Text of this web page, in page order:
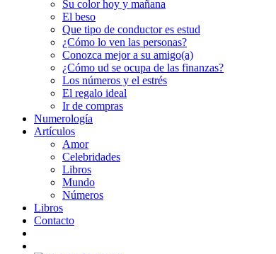
Su color hoy y mañana
El beso
Que tipo de conductor es estud
¿Cómo lo ven las personas?
Conozca mejor a su amigo(a)
¿Cómo ud se ocupa de las finanzas?
Los números y el estrés
El regalo ideal
Ir de compras
Numerología
Artículos
Amor
Celebridades
Libros
Mundo
Números
Libros
Contacto